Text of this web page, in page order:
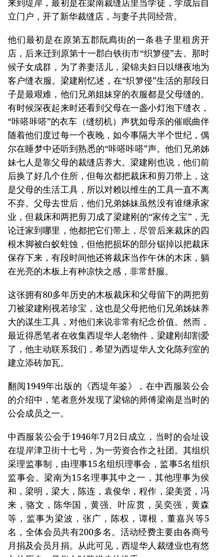
来到堤岸，最初是在梁南裁缝店里当学徒，学成后自
立门户，开了新华裁缝店，与妻子共同经营。
他们最初是在原第五郡阮廌街的一条巷子里租房开
店，后来迁到原第十一郡白铁街市“织箩侵”去。那时
候子女成群，为了养妻活儿，梁锦夫妇日以继夜地为
客户缝衣服。梁建刚忆述，在“织箩侵”生活的那段日
子是最艰难，他们兄弟姐妹穿的衣服都是父母缝的。
有时候深夜起来时还看到父母在一盏小灯泡下缝衣，
“咔嗒咔嗒”的衣车（缝纫机）声犹如母亲的催眠曲伴
随着他们度过每一个夜晚，如今事隔大半个世纪，偶
尔在睡梦中还听到熟悉的“咔嗒咔嗒”声。他们兄弟姊
妹七人是靠父母的裁缝店养大。梁建刚也说，他们前
后换了好几个住所，但每次都把裁床和剪刀带上，这
是父母的生活工具，所以对赖以维生的工具一直不离
不弃。父母去世后，他们兄弟姊妹虽然没有谁继承家
业，但裁床和两把剪刀成了梁建刚的“家传之宝”，无
论迁家到哪里，他都把它们带上，尽管后来裁床的四
根木脚被白蚁蛀蚀，但他把损坏的部分锯掉以把裁床
保存下来，有段时间他还将裁床当作午休的木床，躺
在光亮的木板上有种凉快之感，非常舒服。
这张拥有80多年历史的木板裁床和父母留下的两把剪
刀被梁建刚视若珍宝，这也是父母把他们兄弟姊妹养
大的谋生工具，对他们来说非常有纪念价值。然而，
最近得悉笔者在收集西堤华人老物件，梁建刚却割爱
了，他主动联系我们，希望为西堤华人文化陈列室的
建立添砖加瓦。
翻阅1949年出版的《西堤年鉴》，在中西服装公会
的介绍中，笔者意外发现了梁锦的师傅梁南是当时的
公会成员之一。
中西服装公会于1946年7月2日成立，当时的会址设
在堤岸津卫街十七号，为一劳资合作之社团。其组织
采理监事制，由理事15名组织理事会，监事5名组织
监事会。梁南为15名理事其中之一，其他理事为侯
和，梁明，梁大，陈连，袁俊华，程作，梁美贤，冯
来，骆文，陈华国，黄强、叶应贯，吴奕强，黄森
等，监事为梁波，张广，陈权，谭根，董嘉兴等5
名，全体会员共有200多名。活动经费主要由各商号
月捐及会员月捐。从此可见，西堤华人裁缝业也有悠